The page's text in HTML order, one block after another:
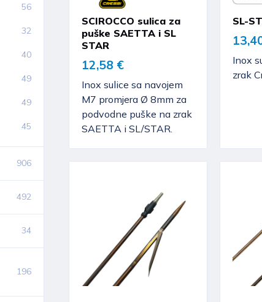
56
32
40
49
49
45
906
492
34
196
SCIROCCO sulica za
puške SAETTA i SL
STAR
12,58 €
Inox sulice sa navojem
M7 promjera Ø 8mm za
podvodne puške na zrak
SAETTA i SL/STAR.
SL-
Inox
zrak